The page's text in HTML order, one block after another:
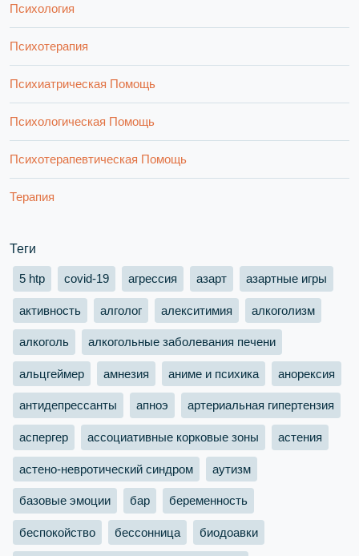
Психология
Психотерапия
Психиатрическая Помощь
Психологическая Помощь
Психотерапевтическая Помощь
Терапия
Теги
5 htp covid-19 агрессия азарт азартные игры
активность алголог алекситимия алкоголизм
алкоголь алкогольные заболевания печени
альцгеймер амнезия аниме и психика анорексия
антидепрессанты апноэ артериальная гипертензия
аспергер ассоциативные корковые зоны астения
астено-невротический синдром аутизм
базовые эмоции бар беременность
беспокойство бессонница биодоавки